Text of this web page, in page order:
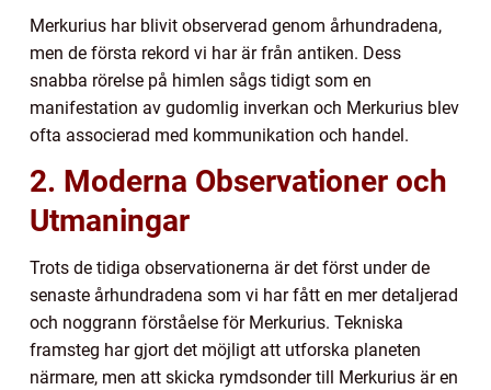
Merkurius har blivit observerad genom århundradena,
men de första rekord vi har är från antiken. Dess
snabba rörelse på himlen sågs tidigt som en
manifestation av gudomlig inverkan och Merkurius blev
ofta associerad med kommunikation och handel.
2. Moderna Observationer och
Utmaningar
Trots de tidiga observationerna är det först under de
senaste århundradena som vi har fått en mer detaljerad
och noggrann förståelse för Merkurius. Tekniska
framsteg har gjort det möjligt att utforska planeten
närmare, men att skicka rymdsonder till Merkurius är en